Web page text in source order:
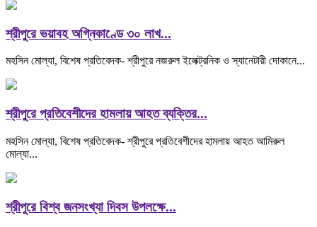
শ্রীপুরে ভয়াবহ অগ্নিকাণ্ডে ৩০ লাখ...
মহসিন মোল্যা, বিশেষ প্রতিবেদক- শ্রীপুরে নজরুল ইলেক্ট্রনিক ও স্যানেটারী দোকানে...
শ্রীপুরে প্রতিবেশীদের হামলায় আহত ব্যক্তির...
মহসিন মোল্যা, বিশেষ প্রতিবেদক- শ্রীপুরে প্রতিবেশীদের হামলায় আহত আমিরুল
মোল্যা...
শ্রীপুরে বিশ্ব জনসংখ্যা দিবস উপলক্ষে...